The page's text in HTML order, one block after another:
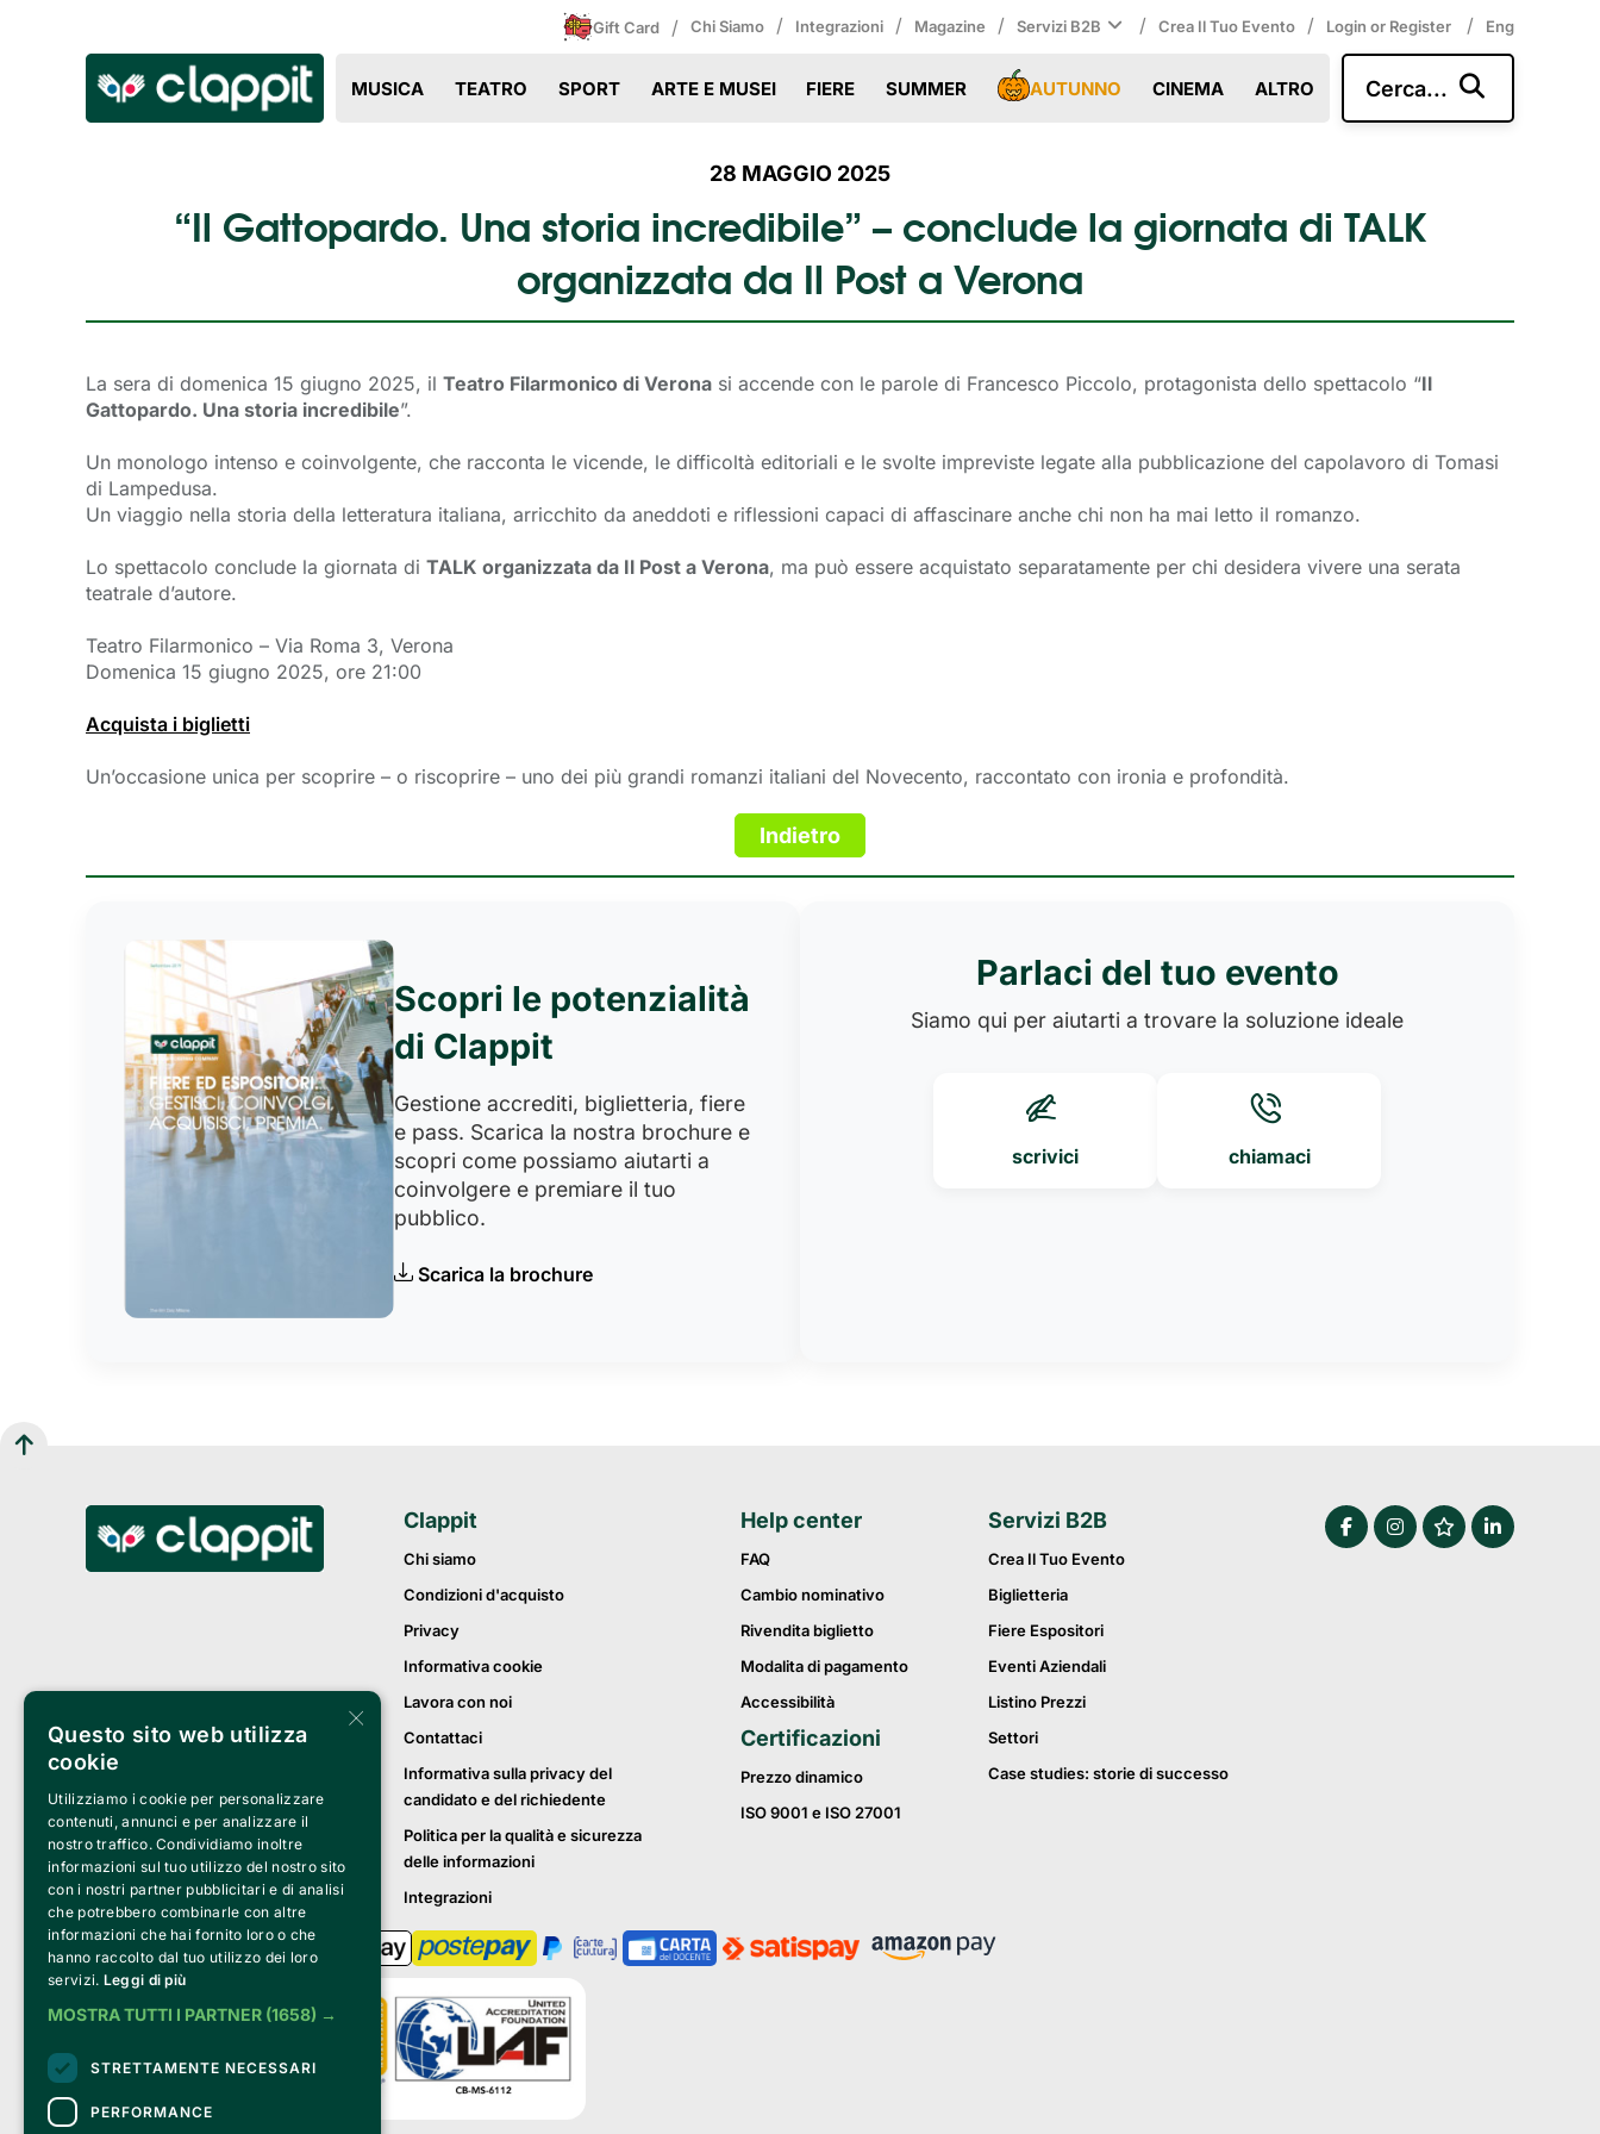
Gift Card / Chi Siamo / Integrazioni / Magazine / Servizi B2B / Crea Il Tuo Evento / Login or Register / Eng
MUSICA TEATRO SPORT ARTE E MUSEI FIERE SUMMER AUTUNNO CINEMA ALTRO Cerca...
28 MAGGIO 2025
“Il Gattopardo. Una storia incredibile” – conclude la giornata di TALK
organizzata da Il Post a Verona
La sera di domenica 15 giugno 2025, il Teatro Filarmonico di Verona si accende con le parole di Francesco Piccolo, protagonista dello spettacolo “Il
Gattopardo. Una storia incredibile”.
Un monologo intenso e coinvolgente, che racconta le vicende, le difficoltà editoriali e le svolte impreviste legate alla pubblicazione del capolavoro di Tomasi
di Lampedusa.
Un viaggio nella storia della letteratura italiana, arricchito da aneddoti e riflessioni capaci di affascinare anche chi non ha mai letto il romanzo.
Lo spettacolo conclude la giornata di TALK organizzata da Il Post a Verona, ma può essere acquistato separatamente per chi desidera vivere una serata
teatrale d’autore.
Teatro Filarmonico – Via Roma 3, Verona
Domenica 15 giugno 2025, ore 21:00
Acquista i biglietti
Un’occasione unica per scoprire – o riscoprire – uno dei più grandi romanzi italiani del Novecento, raccontato con ironia e profondità.
Scopri le potenzialità
di Clappit
Gestione accrediti, biglietteria, fiere
e pass. Scarica la nostra brochure e
scopri come possiamo aiutarti a
coinvolgere e premiare il tuo
pubblico.
Scarica la brochure
Parlaci del tuo evento
Siamo qui per aiutarti a trovare la soluzione ideale
scrivici chiamaci
Clappit
Chi siamo
Condizioni d'acquisto
Privacy
Informativa cookie
Lavora con noi
Contattaci
Informativa sulla privacy del
candidato e del richiedente
Politica per la qualità e sicurezza
delle informazioni
Integrazioni
Help center
FAQ
Cambio nominativo
Rivendita biglietto
Modalita di pagamento
Accessibilità
Certificazioni
Prezzo dinamico
ISO 9001 e ISO 27001
Servizi B2B
Crea Il Tuo Evento
Biglietteria
Fiere Espositori
Eventi Aziendali
Listino Prezzi
Settori
Case studies: storie di successo
×
Questo sito web utilizza
cookie
Utilizziamo i cookie per personalizzare
contenuti, annunci e per analizzare il
nostro traffico. Condividiamo inoltre
informazioni sul tuo utilizzo del nostro sito
con i nostri partner pubblicitari e di analisi
che potrebbero combinarle con altre
informazioni che hai fornito loro o che
hanno raccolto dal tuo utilizzo dei loro
servizi. Leggi di più
MOSTRA TUTTI I PARTNER (1658) →
STRETTAMENTE NECESSARI
PERFORMANCE